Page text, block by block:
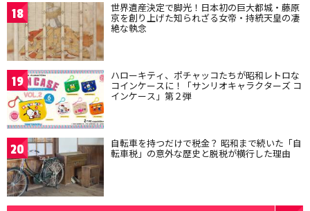
18 世界遺産決定で脚光！日本初の巨大都城・藤原
京を創り上げた知られざる女帝・持統天皇の凄
絶な執念
19 ハローキティ、ポチャッコたちが昭和レトロな
コインケースに！「サンリオキャラクターズ コ
インケース」第２弾
20 自転車を持つだけで税金？ 昭和まで続いた「自
転車税」の意外な歴史と脱税が横行した理由